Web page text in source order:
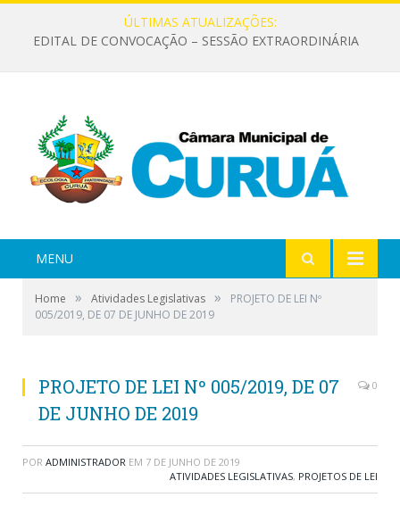
ÚLTIMAS ATUALIZAÇÕES:
EDITAL DE CONVOCAÇÃO – SESSÃO EXTRAORDINÁRIA
MENU
Home » Atividades Legislativas »
PROJETO DE LEI Nº
005/2019, DE 07 DE JUNHO DE 2019
PROJETO DE LEI Nº 005/2019, DE 07
DE JUNHO DE 2019
0
POR ADMINISTRADOR EM 7 DE JUNHO DE 2019
ATIVIDADES LEGISLATIVAS, PROJETOS DE LEI